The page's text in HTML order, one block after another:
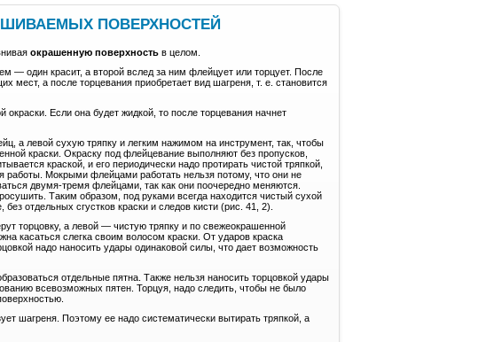
ПОВЕРХНОСТЕЙ
окрашенную поверхность в целом.
— один красит, а второй вслед за ним флейцует или торцует. После
мест, а после торцевания приобретает вид шагреня, т. е. становится
Если она будет жидкой, то после торцевания начнет
а левой сухую тряпку и легким нажимом на инструмент, так, чтобы
краски. Окраску под флейцевание выполняют без пропусков,
краской, и его периодически надо протирать чистой тряпкой,
работы. Мокрыми флейцами работать нельзя потому, что они не
двумя-тремя флейцами, так как они поочередно меняются.
Таким образом, под руками всегда находится чистый сухой
отдельных сгустков краски и следов кисти (рис. 41, 2).
торцовку, а левой — чистую тряпку и по свежеокрашенной
касаться слегка своим волосом краски. От ударов краска
надо наносить удары одинаковой силы, что дает возможность
отдельные пятна. Также нельзя наносить торцовкой удары
всевозможных пятен. Торцуя, надо следить, чтобы не было
шагреня. Поэтому ее надо систематически вытирать тряпкой, а